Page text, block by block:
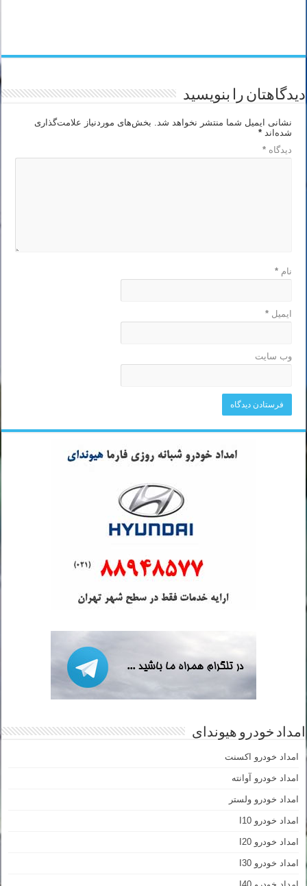
دیدگاهتان را بنویسید
نشانی ایمیل شما منتشر نخواهد شد.
بخش‌های موردنیاز علامت‌گذاری
شده‌اند*
دیدگاه*
نام*
ایمیل*
وب‌ سایت
امداد خودرو هیوندای
امداد خودرو اکسنت
امداد خودرو آوانته
امداد خودرو ولستر
امداد خودرو I10
امداد خودرو I20
امداد خودرو I30